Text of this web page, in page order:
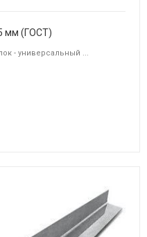
мм (ГОСТ)
- универсальный ...